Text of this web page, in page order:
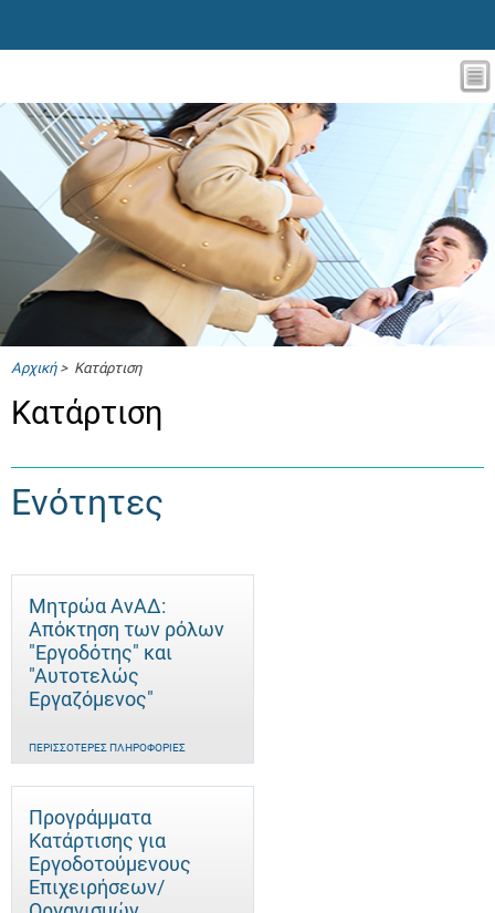
Αρχική> Κατάρτιση
Κατάρτιση
Ενότητες
Μητρώα ΑνΑΔ:
Απόκτηση των ρόλων
"Εργοδότης" και
"Αυτοτελώς
Eργαζόμενος"
ΠΕΡΙΣΣΌΤΕΡΕΣ ΠΛΗΡΟΦΟΡΊΕΣ
Προγράμματα
Κατάρτισης για
Εργοδοτούμενους
Επιχειρήσεων/